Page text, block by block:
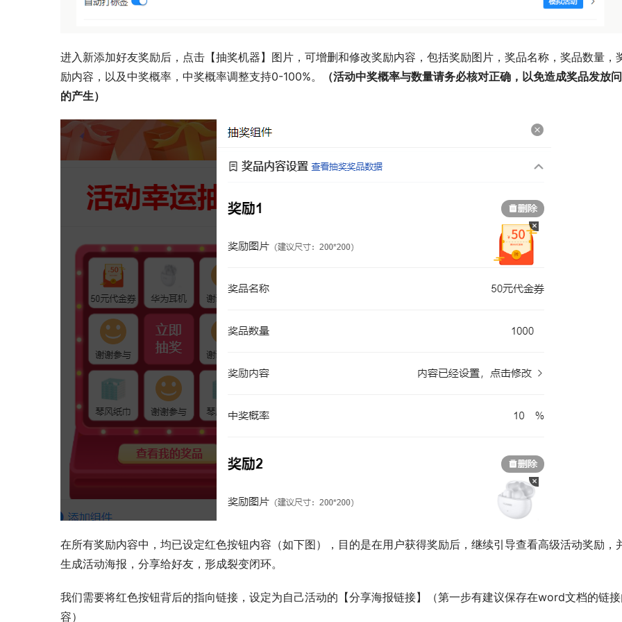
进入新添加好友奖励后，点击【抽奖机器】图片，可增删和修改奖励内容，包括奖励图片，奖品名称，奖品数量，
励内容，以及中奖概率，中奖概率调整支持0-100%。
（活动中奖概率与数量请务必核对正确，以免造成奖品发放
的产生）
在所有奖励内容中，均已设定红色按钮内容（如下图），目的是在用户获得奖励后，继续引导查看高级活动奖励，
生成活动海报，分享给好友，形成裂变闭环。
我们需要将红色按钮背后的指向链接，设定为自己活动的【分享海报链接】（第一步有建议保存在word文档的链
容）